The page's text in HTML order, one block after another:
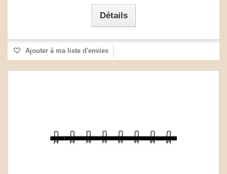
Détails
Ajouter à ma liste d'envies